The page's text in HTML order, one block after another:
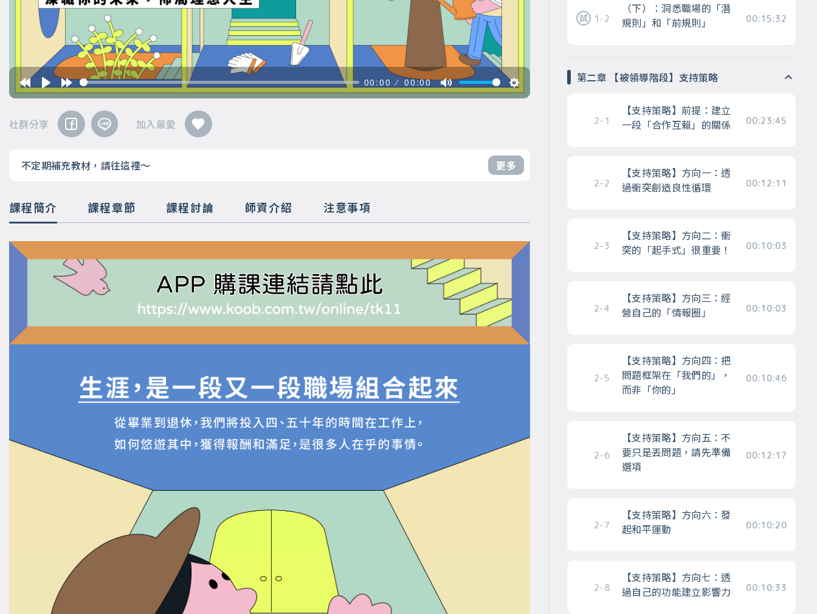
00:00 00:00
不定期補充教材，請往這裡～ 更多
社群分享 加入最愛
課程簡介 課程章節 課程討論 師資介紹 注意事項
1-2
（下）：洞悉職場的「潛
規則」和「前規則」
00:15:32
第二章 【被領導階段】支持策略
2-1
【支持策略】前提：建立
一段「合作互賴」的關係
00:23:45
2-2
【支持策略】方向一：透
過衝突創造良性循環
00:12:11
2-3
【支持策略】方向二：衝
突的「起手式」很重要！
00:10:03
2-4
【支持策略】方向三：經
營自己的「情報圈」
00:10:03
2-5
【支持策略】方向四：把
問題框架在「我們的」，
而非「你的」
00:10:46
2-6
【支持策略】方向五：不
要只是丟問題，請先準備
選項
00:12:17
2-7
【支持策略】方向六：發
起和平運動
00:10:20
2-8
【支持策略】方向七：透
過自己的功能建立影響力
00:10:33